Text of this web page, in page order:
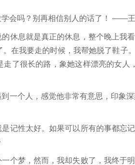
吗？别再相信别人的话了！ ——王
息就是真正的休息，整个晚上我
。在我要走的时候，我帮她脱了鞋子
走了很长的路，象她这样漂亮的女
个人，感觉他非常有意思，印象
性太好。如果可以所有的事都忘
梦，然而，我却失败了，我终于